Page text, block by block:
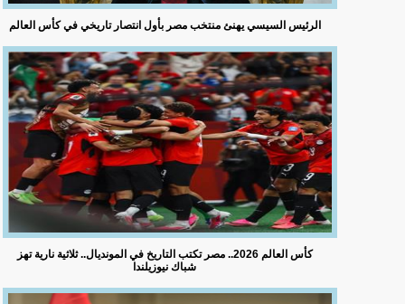
الرئيس السيسي يهنئ منتخب مصر بأول انتصار تاريخي في كأس العالم
كأس العالم 2026.. مصر تكتب التاريخ في المونديال.. ثلاثية نارية تهز
شباك نيوزيلندا